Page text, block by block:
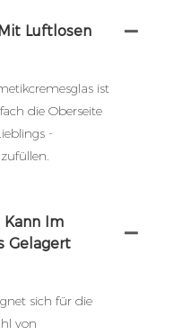
Luftlosen
ist
die Oberseite
-
Im
Gelagert
sich für die
von